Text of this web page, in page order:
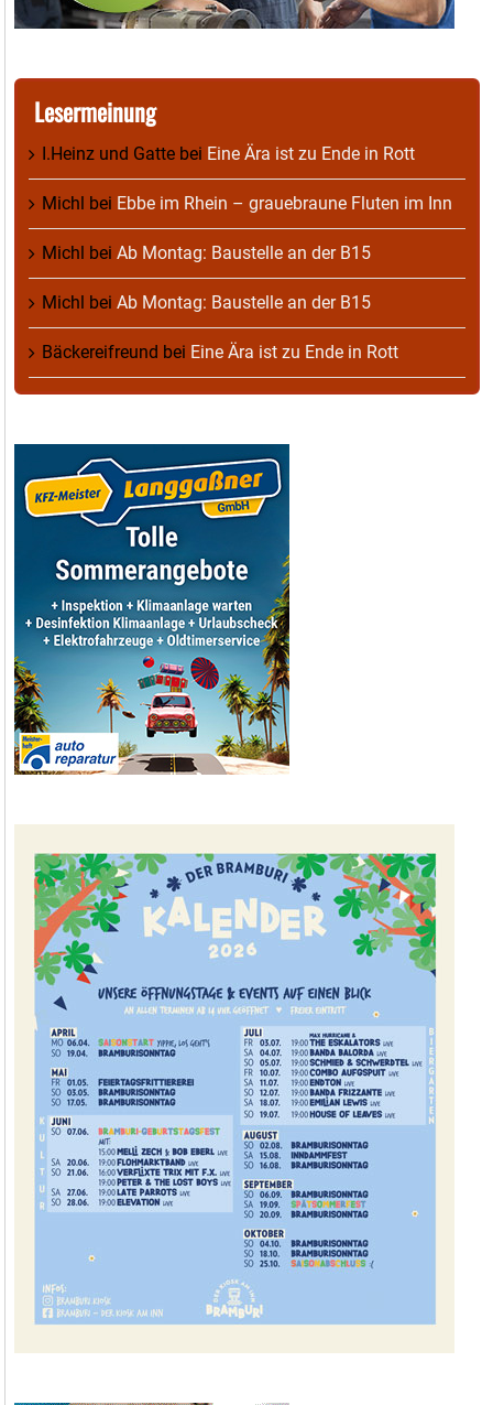
Lesermeinung
I.Heinz und Gatte bei Eine Ära ist zu Ende in Rott
Michl bei Ebbe im Rhein – grauebraune Fluten im Inn
Michl bei Ab Montag: Baustelle an der B15
Michl bei Ab Montag: Baustelle an der B15
Bäckereifreund bei Eine Ära ist zu Ende in Rott